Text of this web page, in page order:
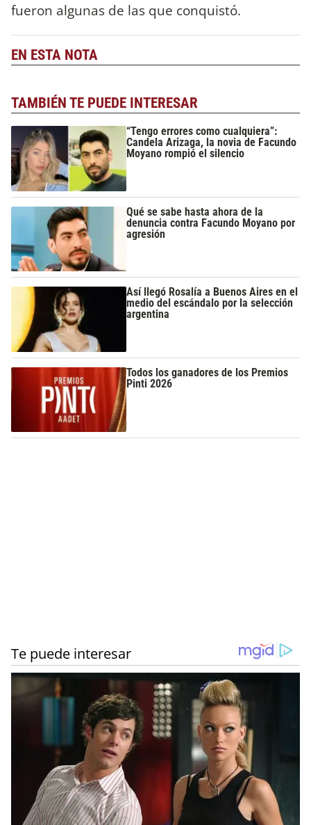
fueron algunas de las que conquistó.
EN ESTA NOTA
TAMBIÉN TE PUEDE INTERESAR
“Tengo errores como cualquiera”:
Candela Arizaga, la novia de Facundo
Moyano rompió el silencio
Qué se sabe hasta ahora de la
denuncia contra Facundo Moyano por
agresión
Así llegó Rosalía a Buenos Aires en el
medio del escándalo por la selección
argentina
Todos los ganadores de los Premios
Pinti 2026